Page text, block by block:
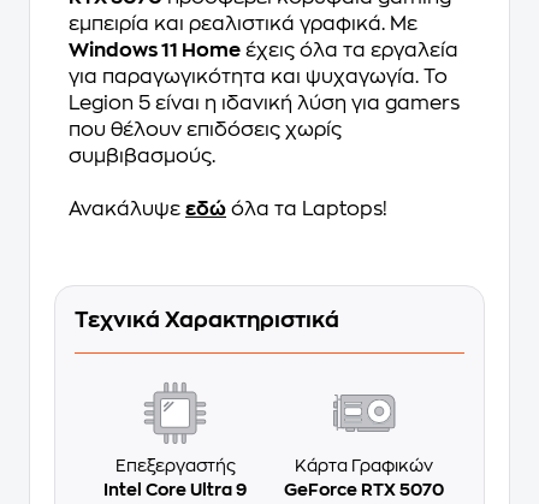
εμπειρία και ρεαλιστικά γραφικά. Με
Windows 11 Home έχεις όλα τα εργαλεία
για παραγωγικότητα και ψυχαγωγία. Το
Legion 5 είναι η ιδανική λύση για gamers
που θέλουν επιδόσεις χωρίς
συμβιβασμούς.
Ανακάλυψε εδώ όλα τα Laptops!
Τεχνικά Χαρακτηριστικά
Επεξεργαστής
Intel Core Ultra 9
Κάρτα Γραφικών
GeForce RTX 5070